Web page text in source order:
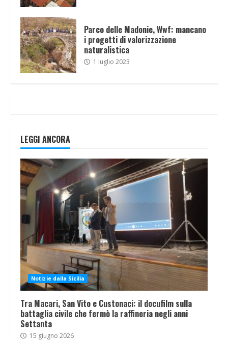
Parco delle Madonie, Wwf: mancano
i progetti di valorizzazione
naturalistica
1 luglio 2023
LEGGI ANCORA
Notizie dalla Sicilia
Tra Macari, San Vito e Custonaci: il docufilm sulla
battaglia civile che fermò la raffineria negli anni
Settanta
15 giugno 2026